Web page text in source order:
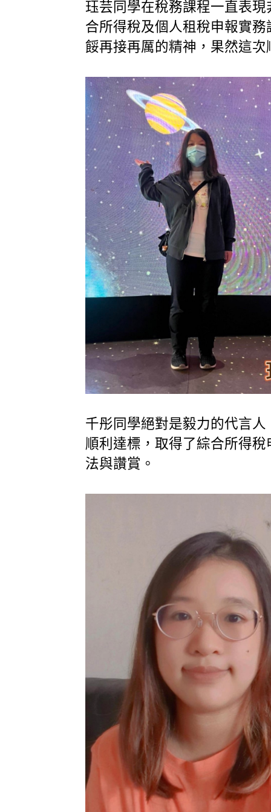
珏芸同學在稅務課程一直表
合所得稅及個人租稅申報實
餒再接再厲的精神，果然這
千彤同學絕對是毅力的代言
順利達標，取得了綜合所得
法與讚賞。